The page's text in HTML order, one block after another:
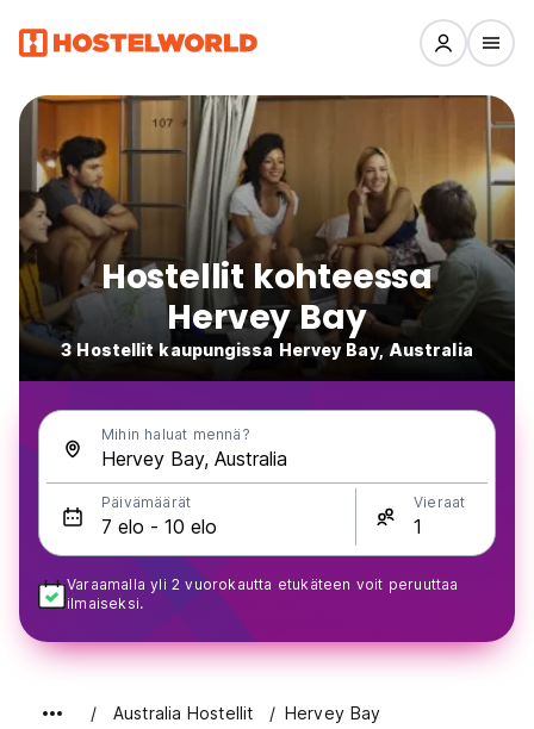
Hostellit kohteessa
Hervey Bay
3 Hostellit kaupungissa Hervey Bay, Australia
Mihin haluat mennä?
Päivämäärät Vieraat
Varaamalla yli 2 vuorokautta etukäteen voit peruuttaa
ilmaiseksi.
Australia Hostellit Hervey Bay